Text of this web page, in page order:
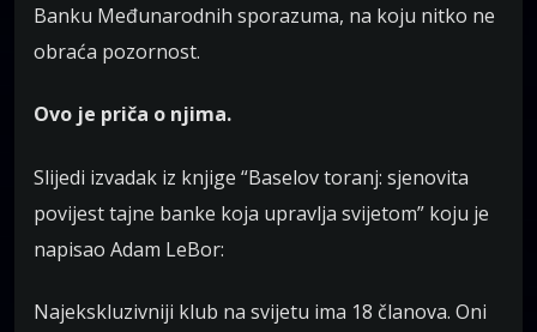
Banku Međunarodnih sporazuma, na koju nitko ne
obraća pozornost.
Ovo je priča o njima.
Slijedi izvadak iz knjige “Baselov toranj: sjenovita
povijest tajne banke koja upravlja svijetom” koju je
napisao Adam LeBor:
Najekskluzivniji klub na svijetu ima 18 članova. Oni